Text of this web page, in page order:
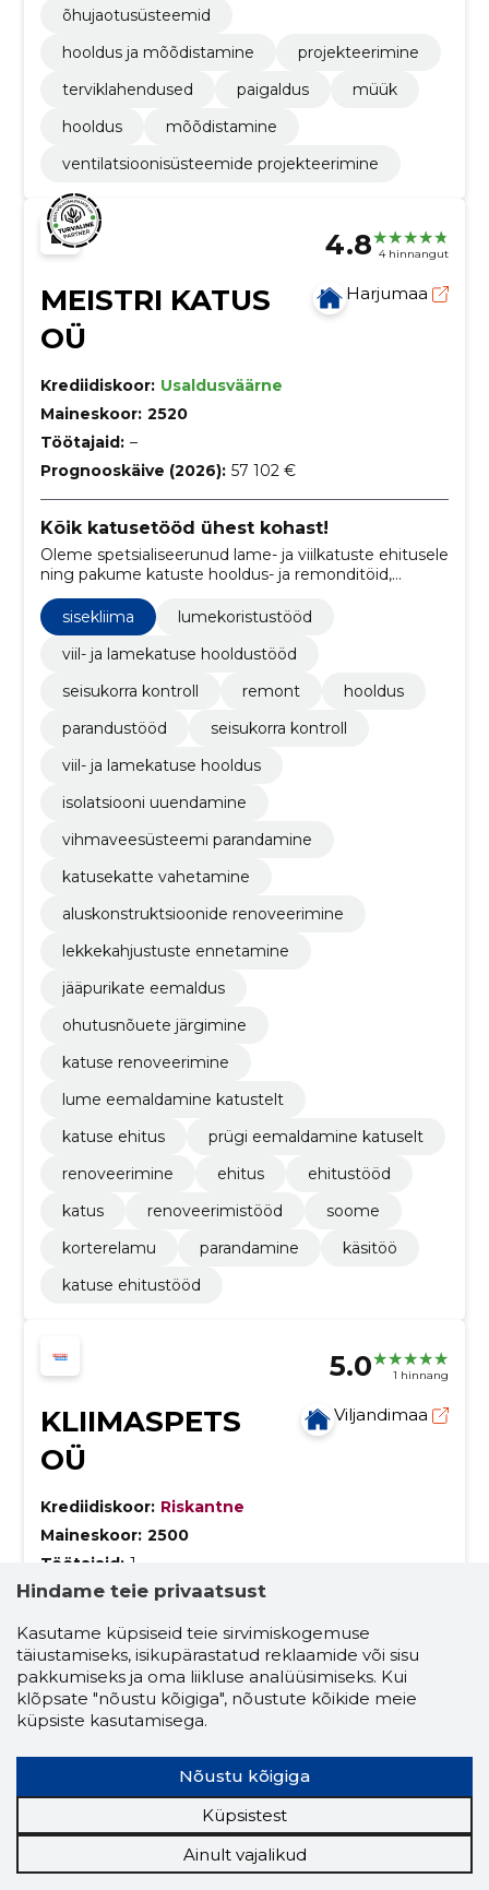
õhujaotusüsteemid
hooldus ja mõõdistamine
projekteerimine
terviklahendused
paigaldus
müük
hooldus
mõõdistamine
ventilatsioonisüsteemide projekteerimine
4.8 4 hinnangut
MEISTRI KATUS
OÜ
Harjumaa
Krediidiskoor: Usaldusväärne
Maineskoor: 2520
Töötajaid: –
Prognooskäive (2026): 57 102 €
Kõik katusetööd ühest kohast!
Oleme spetsialiseerunud lame- ja viilkatuste ehitusele
ning pakume katuste hooldus- ja remonditöid,
sealhulgas lumekoristust, renoveerimist ja üldist
seisukorra kontrolli.
sisekliima
lumekoristustööd
viil- ja lamekatuse hooldustööd
seisukorra kontroll
remont
hooldus
parandustööd
seisukorra kontroll
viil- ja lamekatuse hooldus
isolatsiooni uuendamine
vihmaveesüsteemi parandamine
katusekatte vahetamine
aluskonstruktsioonide renoveerimine
lekkekahjustuste ennetamine
jääpurikate eemaldus
ohutusnõuete järgimine
katuse renoveerimine
lume eemaldamine katustelt
katuse ehitus
prügi eemaldamine katuselt
renoveerimine
ehitus
ehitustööd
katus
renoveerimistööd
soome
korterelamu
parandamine
käsitöö
katuse ehitustööd
5.0 1 hinnang
KLIIMASPETS
OÜ
Viljandimaa
Krediidiskoor: Riskantne
Maineskoor: 2500
Töötajaid: 1
Prognooskäive (2026): 64 344 €
Energia loodusest - ideaalne sisekliima!
Pakume mitmekülgseid kütte- ja jahutuslahendusi,
sealhulgas õhk-õhk ja õhk-vesi soojuspumpasid,
konditsioneere ning maasoojuspumpasid, pakkudes
lisaks professionaalset paigaldust, hooldust ja
konsultatsiooni.
õhk-vesi soojuspumbad
konditsioneerid
maasoojuspumbad
lisatarvikud
soojuspumbad
Hindame teie privaatsust
Kasutame küpsiseid teie sirvimiskogemuse
täiustamiseks, isikupärastatud reklaamide või sisu
pakkumiseks ja oma liikluse analüüsimiseks. Kui
klõpsate "nõustu kõigiga", nõustute kõikide meie
küpsiste kasutamisega.
Nõustu kõigiga
Küpsistest
Ainult vajalikud